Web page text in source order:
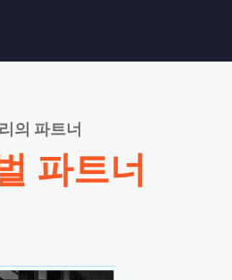
의 파트너
파트너